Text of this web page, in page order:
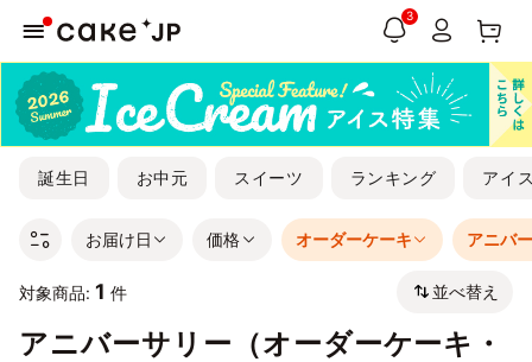
3
誕生日 お中元 スイーツ ランキング アイ
お届け日 価格 オーダーケーキ アニバ
対象商品: 1 件 並べ替え
アニバーサリー（オーダーケーキ・